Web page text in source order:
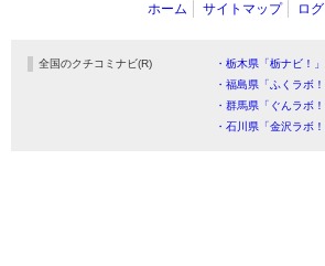
ホーム サイトマップ ロ
全国のクチコミナビ(R) ・栃木県「栃ナビ！」
・福島県「ふくラボ！
・群馬県「ぐんラボ！
・石川県「金沢ラボ！